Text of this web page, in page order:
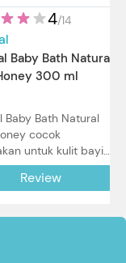
4/14
Baby Bath Natural
300 ml
Baby Bath Natural
cocok
untuk kulit bayi
bahkan kulit
sekalipun. Simak
Review